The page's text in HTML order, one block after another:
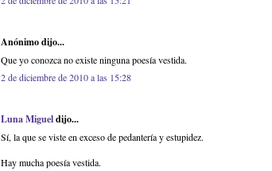
Anónimo dijo...
Que yo conozca no existe ninguna poesía vestida.
2 de diciembre de 2010 a las 15:28
Luna Migueldijo...
Sí, la que se viste en exceso de pedantería y estupidez.
Hay mucha poesía vestida.